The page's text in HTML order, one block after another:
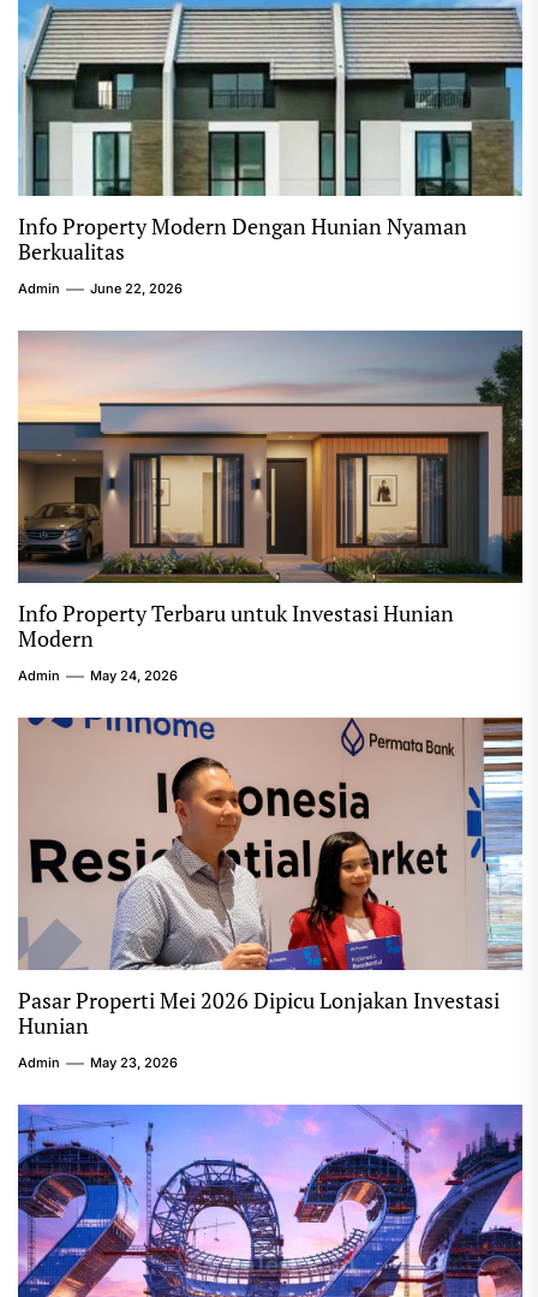
Info Property Modern Dengan Hunian Nyaman
Berkualitas
Admin June 22, 2026
Info Property Terbaru untuk Investasi Hunian
Modern
Admin May 24, 2026
Pasar Properti Mei 2026 Dipicu Lonjakan Investasi
Hunian
Admin May 23, 2026